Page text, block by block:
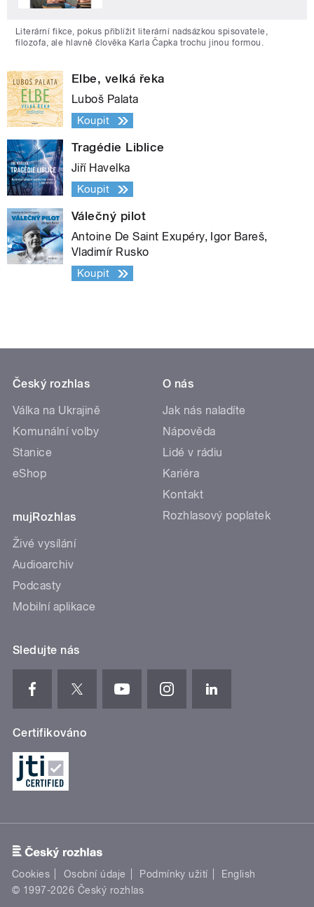
Literární fikce, pokus přiblížit literární nadsázkou spisovatele,
filozofa, ale hlavně člověka Karla Čapka trochu jinou formou.
Elbe, velká řeka
Luboš Palata
Koupit
Tragédie Liblice
Jiří Havelka
Koupit
Válečný pilot
Antoine De Saint Exupéry, Igor Bareš,
Vladimír Rusko
Koupit
Český rozhlas
Válka na Ukrajině
Komunální volby
Stanice
eShop
mujRozhlas
Živé vysílání
Audioarchiv
Podcasty
Mobilní aplikace
O nás
Jak nás naladíte
Nápověda
Lidé v rádiu
Kariéra
Kontakt
Rozhlasový poplatek
Sledujte nás
Certifikováno
Cookies Osobní údaje Podmínky užití
English
© 1997-2026 Český rozhlas